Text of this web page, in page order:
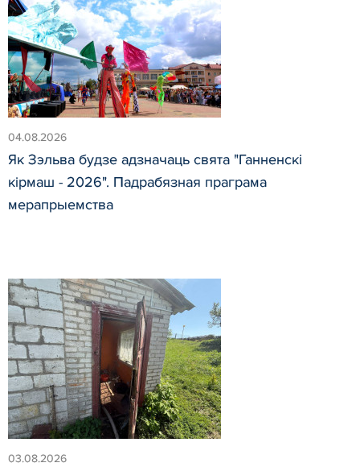
04.08.2026
Як Зэльва будзе адзначаць свята "Ганненскі
кірмаш - 2026". Падрабязная праграма
мерапрыемства
03.08.2026